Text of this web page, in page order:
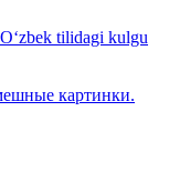
tilidagi kulgu
картинки.